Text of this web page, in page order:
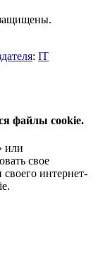
: IT
файлы cookie.
или
свое
интернет-